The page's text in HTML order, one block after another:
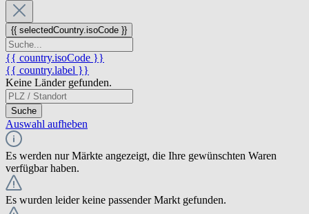
{{ selectedCountry.isoCode }}
{{ country.isoCode }}
{{ country.label }}
Keine Länder gefunden.
Suche
Auswahl aufheben
Es werden nur Märkte angezeigt, die Ihre gewünschten Waren
verfügbar haben.
Es wurden leider keine passender Markt gefunden.